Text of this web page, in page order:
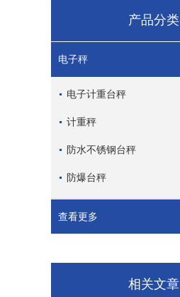
产品分类
电子秤
电子计重台秤
计重秤
防水不锈钢台秤
防爆台秤
查看更多
相关文章